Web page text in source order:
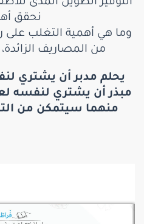
التوفير الطويل المدى
نحقق
وما هي أهمية التغلب على
من المصاريف الزائدة،
يحلم مدبر أن يشتري
مبذر أن يشتري لنفسه
منهما سيتمكن من